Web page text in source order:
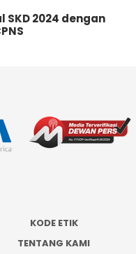
SKD 2024 dengan
KODE ETIK
TENTANG KAMI